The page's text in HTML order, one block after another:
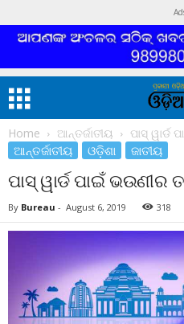
Home ଆନ୍ତର୍ଜାତୀୟ ପାସ୍
ଆନ୍ତର୍ଜାତୀୟ ଓଡ଼ିଶା ଜାତୀୟ
ପାସ୍ ୱାର୍ଡ ପାଇଁ ଭଉଣୀର
By Bureau - August 6, 2019 318